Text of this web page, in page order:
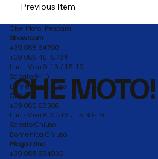
Previous Item
CHE MOTO!
Che Moto! Pescara
Showroom
+39 085 64700
+39 085 4518784
Lun - Ven 9-13 / 15-19
Sabato 9-13
Domenica Chiuso
Officina
+39 085 68508
Lun - Ven 8.30-13 / 15.30-19
Sabato Chiuso
Domenica Chiuso
Magazzino
+39 085 694939